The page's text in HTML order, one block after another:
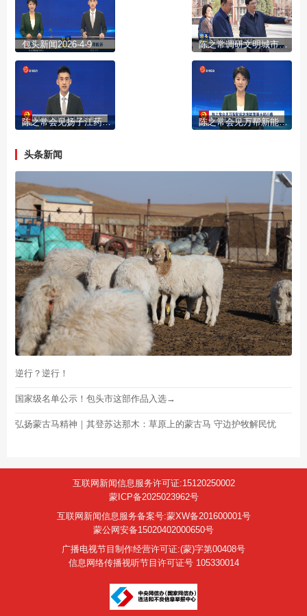
包头新闻2026-4-9 陈之常调研文明城市创建工作
陈之常会见扬子江药业集团董事长徐浩宇一行 陈之常会见万帮新能源集团董事长邵丹薇 新华冶金集团总裁孙翔
头条新闻
逆行？逆行！
国家级名单公示！包头市这部作品入选→
弘扬蒙古马精神｜其登苏达那木：草原上的蒙古马 守边护牧解民忧
互联网新闻信息服务许可证:15120250002
蒙ICP备2025023962号
互联网新闻信息服务备案号:蒙XW备201600001号
蒙公网安备15020402000650号
广播电视节目制作经营许可证:(蒙)字第00408号
信息网络传播视听节目许可证号 105330014